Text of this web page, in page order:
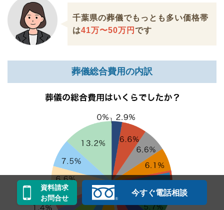
千葉県の葬儀でもっとも多い価格帯
は41万〜50万円 です
葬儀総合費用の内訳
資料請求
お問合せ
今すぐ電話相談